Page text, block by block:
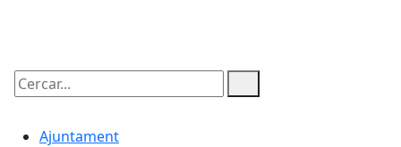
Cercar:
Ajuntament